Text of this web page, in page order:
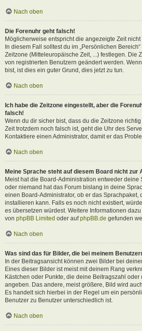
Nach oben
Die Forenuhr geht falsch!
Möglicherweise entspricht die angezeigte Zeit
In diesem Fall solltest du im „Persönlichen
Zeitzone (Mitteleuropäische Zeit, ...) festlegen. Die
von registrierten Benutzern geändert werden.
bist, ist dies ein guter Grund, dies jetzt zu tun.
Nach oben
Ich habe die Zeitzone eingestellt, aber die
falsch!
Wenn du dir sicher bist, dass du die Zeitzone
Zeit trotzdem noch falsch ist, geht die Uhr des
Kontaktiere einen Administrator, damit er das
Nach oben
Meine Sprache steht auf diesem Board nicht zur
Meist hat die Board-Administration entweder deine
oder niemand hat das Forum bislang in deine
einen Board-Administrator, ob er das Sprachpaket,
installieren kann. Falls es noch nicht existiert,
es übersetzen würdest. Weitere Informationen
von phpBB Limited oder aufphpBB.de gefunden
Nach oben
Was sind das für Bilder, die bei meinem
In der Beitragsansicht können zwei Bilder bei
Eines dieser Bilder ist meist mit deinem Rang
Kästchen oder Punkte, die deine Beitragszahl oder
angeben. Das andere, meist größere, Bild wird
Es handelt sich hierbei in der Regel um ein
Benutzer zu Benutzer unterschiedlich ist.
Nach oben